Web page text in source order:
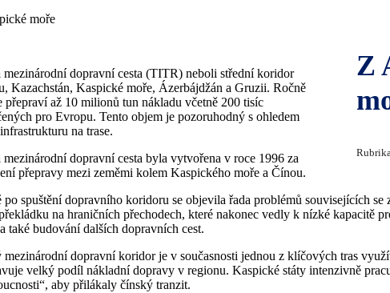
Z
mezinárodní dopravní cesta (TITR) neboli střední koridor
Kazachstán, Kaspické moře, Ázerbájdžán a Gruzii. Ročně
přepraví až 10 milionů tun nákladu včetně 200 tisíc
pro Evropu. Tento objem je pozoruhodný s ohledem
na trase.
mezinárodní dopravní cesta byla vytvořena v roce 1996 za
přepravy mezi zeměmi kolem Kaspického moře a Čínou.
po spuštění dopravního koridoru se objevila řada problémů souvisejících
na hraničních přechodech, které nakonec vedly k nízké kapacitě
také budování dalších dopravních cest.
mezinárodní dopravní koridor je v současnosti jednou z klíčových tras
velký podíl nákladní dopravy v regionu. Kaspické státy intenzivně
aby přilákaly čínský tranzit.